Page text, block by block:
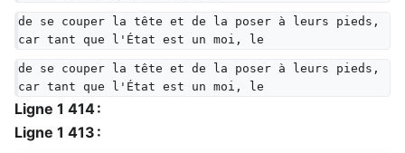
de se couper la tête et de la poser à leurs pieds,
car tant que l'État est un moi, le
de se couper la tête et de la poser à leurs pieds,
car tant que l'État est un moi, le
Ligne 1 414 :
Ligne 1 413 :